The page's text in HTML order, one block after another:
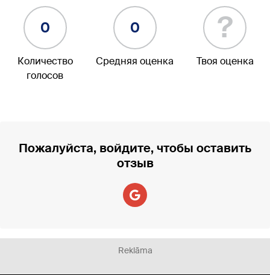
0
Количество
голосов
0
Средняя оценка
?
Твоя оценка
Пожалуйста, войдите, чтобы оставить
отзыв
Reklāma